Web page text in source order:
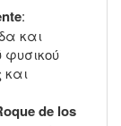
:
και
φυσικού
και
de los